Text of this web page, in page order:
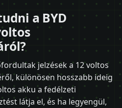
a BYD
jelzések a 12 voltos
különösen hosszabb ideig
akku a fedélzeti
látja el, és ha legyengül,